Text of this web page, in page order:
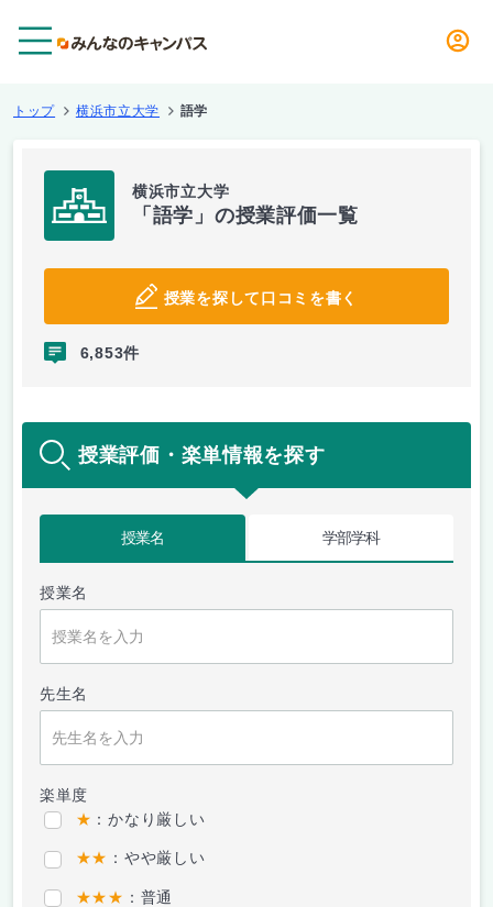
トップ 横浜市立大学 語学
横浜市立大学
「語学」の授業評価一覧
授業を探して口コミを書く
6,853件
授業評価・楽単情報を探す
授業名 学部学科
授業名
先生名
楽単度
★ ：かなり厳しい
★★ ：やや厳しい
★★★ ：普通